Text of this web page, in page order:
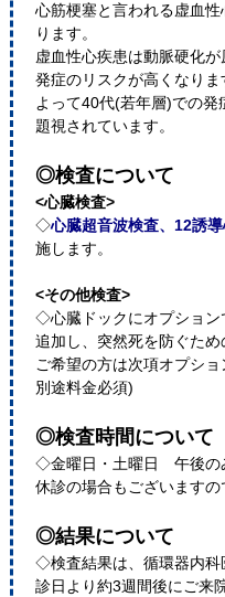
心筋梗塞と言われる虚血
ります。
虚血性心疾患は動脈硬化
発症のリスクが高くなり
よって40代(若年層)での発
題視されています。
◎検査について
<心臓検査>
◇心臓超音波検査、12誘
施します。
<その他検査>
◇心臓ドックにオプション
追加し、突然死を防ぐため
ご希望の方は次項オプシ
別途料金必須)
◎検査時間について
◇金曜日・土曜日 午後の
休診の場合もございますの
◎結果について
◇検査結果は、循環器内科
診日より約3週間後にご来